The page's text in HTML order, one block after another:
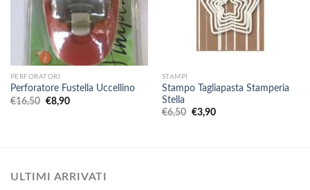
PERFORATORI
Perforatore Fustella Uccellino
€16,50 Il
€8,90Il
STAMPI
Stampo Tagliapasta Stamperia
Stella
€6,50 Il
€3,90Il
ULTIMI ARRIVATI